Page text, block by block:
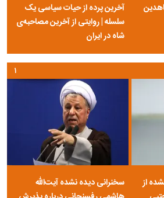
آخرین پرده از حیات سیاسی یک
سلسله | روایتی از آخرین مصاحبه‌ی
شاه در ایران
از
سخنرانی دیده نشده آیت‌الله
۱